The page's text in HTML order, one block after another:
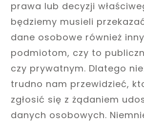
prawa lub decyzji
będziemy musieli
dane osobowe również
podmiotom, czy to
czy prywatnym. Dlatego
trudno nam przewidzieć,
zgłosić się z żądaniem
danych osobowych.